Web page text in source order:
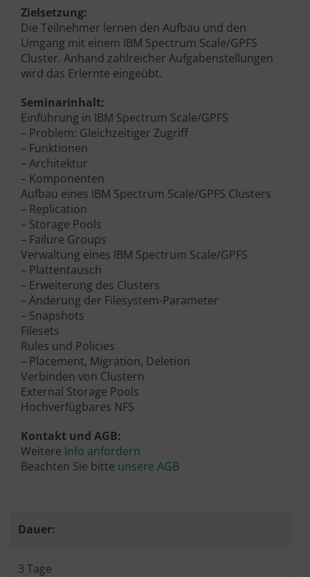
Zielsetzung:
Die Teilnehmer lernen den Aufbau und den
Umgang mit einem IBM Spectrum Scale/GPFS
Cluster. Anhand zahlreicher Aufgabenstellungen
wird das Erlernte eingeübt.
Seminarinhalt:
Einführung in IBM Spectrum Scale/GPFS
– Problem: Gleichzeitiger Zugriff
– Funktionen
– Architektur
– Komponenten
Aufbau eines IBM Spectrum Scale/GPFS Clusters
– Replication
– Storage Pools
– Failure Groups
Verwaltung eines IBM Spectrum Scale/GPFS
– Plattentausch
– Erweiterung des Clusters
– Änderung der Filesystem-Parameter
– Snapshots
Filesets
Rules und Policies
– Placement, Migration, Deletion
Verbinden von Clustern
External Storage Pools
Hochverfügbares NFS
Kontakt und AGB:
Weitere Info anfordern
Beachten Sie bitte unsere AGB
Dauer:
3 Tage